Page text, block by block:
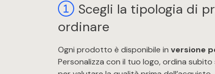
Scegli la tipologia di
ordinare
Ogni prodotto è disponibile in versione
Personalizza con il tuo logo, ordina